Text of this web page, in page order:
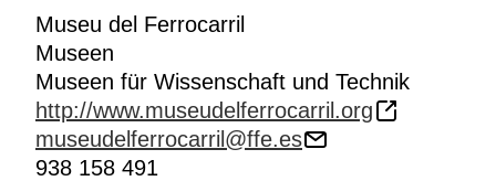
Museu del Ferrocarril
Museen
Museen für Wissenschaft und Technik
http://www.museudelferrocarril.org
museudelferrocarril@ffe.es
938 158 491